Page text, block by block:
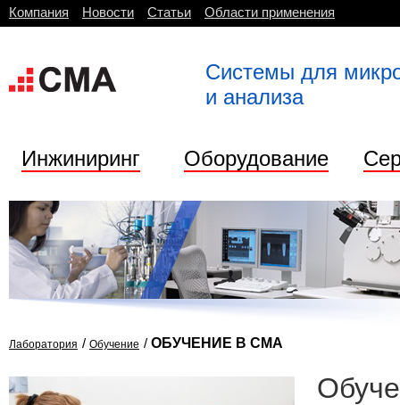
Компания Новости Статьи Области применения
Системы для
и анализа
Инжиниринг Оборудование
Лаборатория / Обучение / ОБУЧЕНИЕ В СМА